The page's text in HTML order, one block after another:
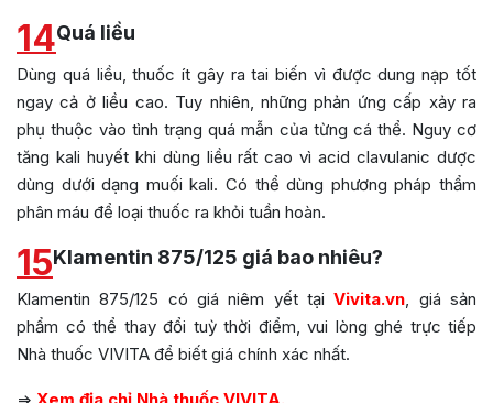
14Quá liều
Dùng quá liều, thuốc ít gây ra tai biến vì được dung nạp tốt
ngay cả ở liều cao. Tuy nhiên, những phản ứng cấp xảy ra
phụ thuộc vào tình trạng quá mẫn của từng cá thể. Nguy cơ
tăng kali huyết khi dùng liều rất cao vì acid clavulanic dược
dùng dưới dạng muối kali. Có thể dùng phương pháp thẩm
phân máu để loại thuốc ra khỏi tuần hoàn.
15Klamentin 875/125 giá bao nhiêu?
Klamentin 875/125 có giá niêm yết tạiVivita.vn , giá sản
phẩm có thể thay đổi tuỳ thời điểm, vui lòng ghé trực tiếp
Nhà thuốc VIVITA để biết giá chính xác nhất.